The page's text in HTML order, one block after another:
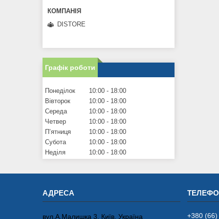
DISTORE
Графік роботи
Понеділок 10:00
18:00
Вівторок
10:00
18:00
Середа
10:00
18:00
Четвер
10:00
18:00
Пʼятниця
10:00
18:00
Субота
10:00
18:00
Неділя
10:00 18:00
вул.А.Малишка 3, Київ, Україна +380